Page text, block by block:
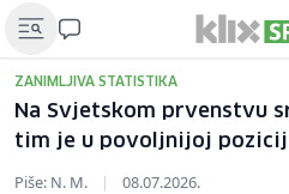
ZANIMLJIVA STATISTIKA
Na Svjetskom prvenstvu
tim je u povoljnijoj
Piše: N. M. | 08.07.2026.